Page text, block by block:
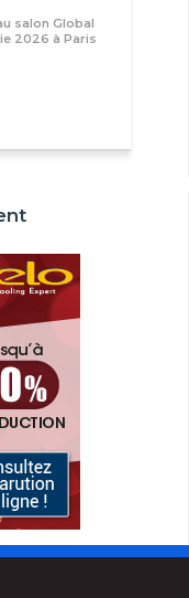
salon Global
2026 à Paris